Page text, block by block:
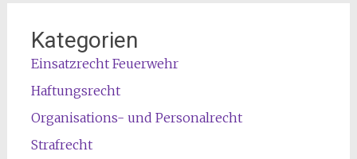
Kategorien
Einsatzrecht Feuerwehr
Haftungsrecht
Organisations- und Personalrecht
Strafrecht